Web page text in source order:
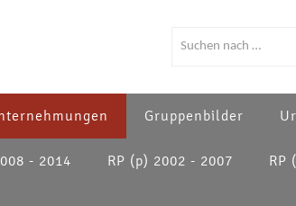
Gruppenbilder
- 2014 RP (p) 2002 - 2007 RP